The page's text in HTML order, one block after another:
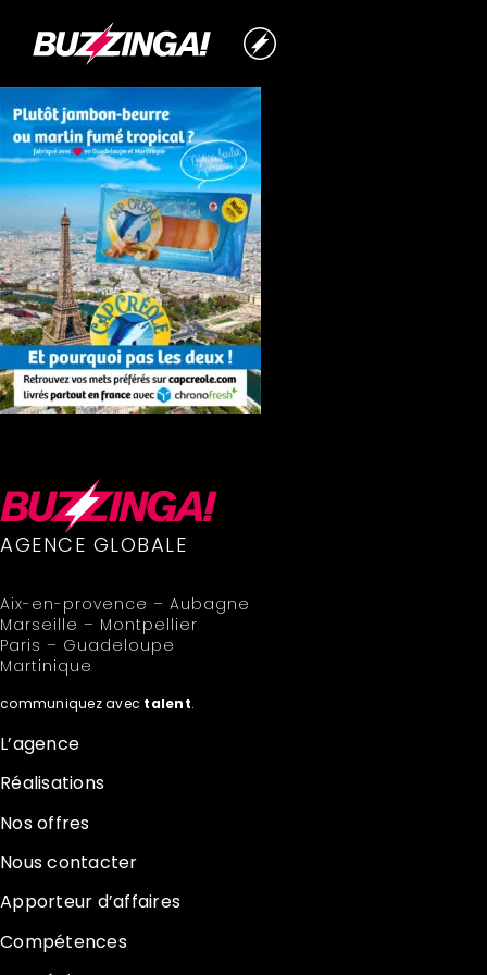
AGENCE GLOBALE
Aix-en-provence – Aubagne
Marseille – Montpellier
Paris – Guadeloupe
Martinique
communiquez avec talent.
L’agence
Réalisations
Nos offres
Nous contacter
Apporteur d’affaires
Compétences